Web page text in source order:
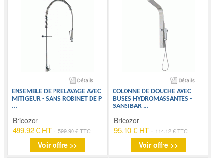
ENSEMBLE DE PRÉLAVAGE AVEC
MITIGEUR - SANS ROBINET DE P
...
Bricozor
499.92 € HT -599.90 € TTC
Voir offre >>
COLONNE DE DOUCHE AVEC
BUSES HYDROMASSANTES -
SANSIBAR ...
Bricozor
95.10 € HT- 114.12 € TTC
Voir offre >>